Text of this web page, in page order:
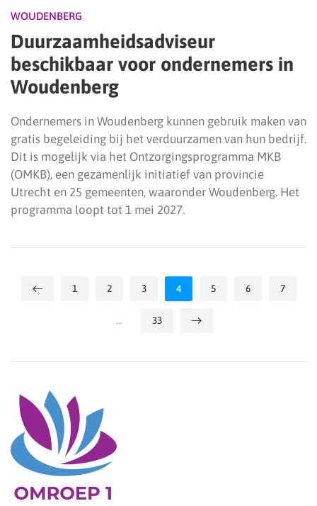
WOUDENBERG
Duurzaamheidsadviseur
beschikbaar voor ondernemers in
Woudenberg
Ondernemers in Woudenberg kunnen gebruik maken van
gratis begeleiding bij het verduurzamen van hun bedrijf.
Dit is mogelijk via het Ontzorgingsprogramma MKB
(OMKB), een gezamenlijk initiatief van provincie
Utrecht en 25 gemeenten, waaronder Woudenberg. Het
programma loopt tot 1 mei 2027.
1 2 3 4 5 6 7
… 33